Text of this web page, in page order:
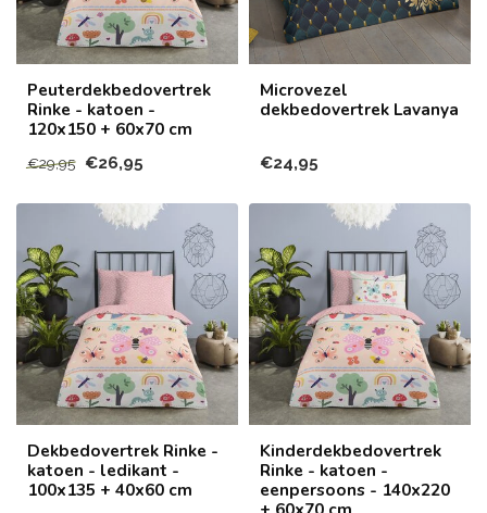
Peuterdekbedovertrek
Rinke - katoen -
120x150 + 60x70 cm
€29,95 €26,95
Microvezel
dekbedovertrek Lavanya
€24,95
Dekbedovertrek Rinke -
katoen - ledikant -
100x135 + 40x60 cm
Kinderdekbedovertrek
Rinke - katoen -
eenpersoons - 140x220